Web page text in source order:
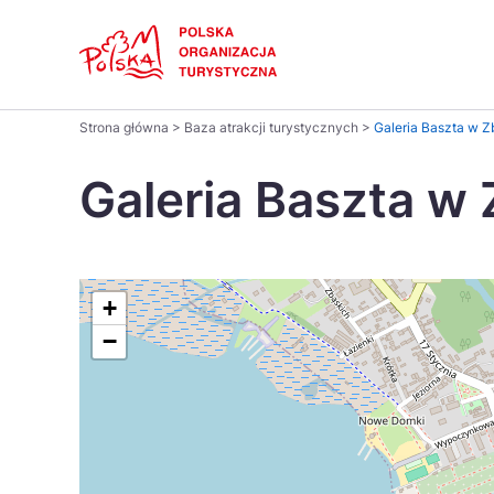
na
stronie
Português
Україна
Strona główna > Baza atrakcji turystycznych > Galeria Baszta w
Galeria Baszta w
+
−